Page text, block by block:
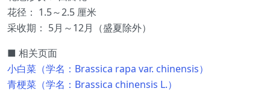
花径： 1.5～2.5 厘米
采收期： 5月～12月（盛夏除外）
■ 相关页面
小白菜（学名：Brassica rapa var. chinensis）
青梗菜（学名：Brassica chinensis L.）